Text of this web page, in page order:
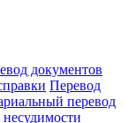
документов
Перевод
перевод